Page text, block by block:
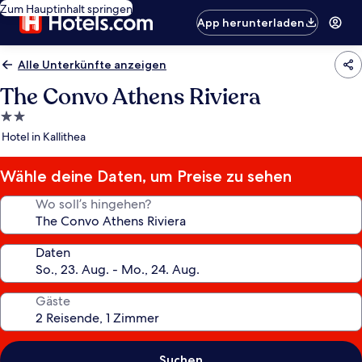
Zum Hauptinhalt springen
App herunterladen
Alle Unterkünfte anzeigen
The Convo Athens Riviera
2.0-
Sterne-
Hotel in Kallithea
Wähle deine Daten, um Preise zu sehen
Wo soll’s hingehen?
Daten
Gäste